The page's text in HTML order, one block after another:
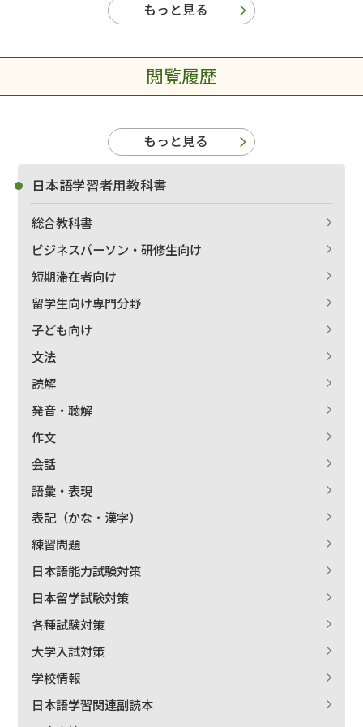
もっと見る
閲覧履歴
もっと見る
日本語学習者用教科書
総合教科書
ビジネスパーソン・研修生向け
短期滞在者向け
留学生向け専門分野
子ども向け
文法
読解
発音・聴解
作文
会話
語彙・表現
表記（かな・漢字）
練習問題
日本語能力試験対策
日本留学試験対策
各種試験対策
大学入試対策
学校情報
日本語学習関連副読本